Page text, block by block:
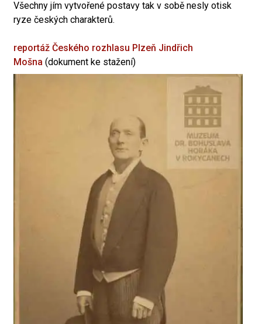
Všechny jím vytvořené postavy tak v sobě nesly otisk
ryze českých charakterů.
reportáž Českého rozhlasu Plzeň Jindřich
Mošna (dokument ke stažení)